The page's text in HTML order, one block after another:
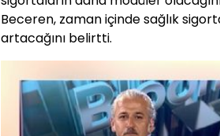
Beceren, zaman içinde sağlık
artacağını belirtti.